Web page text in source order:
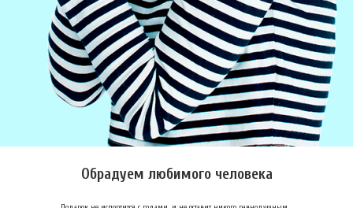
Обрадуем любимого человека